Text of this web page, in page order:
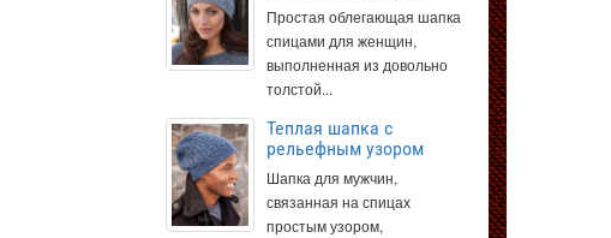
Простая облегающая шапка
спицами для женщин,
выполненная из довольно
толстой...
Теплая шапка с
рельефным узором
Шапка для мужчин,
связанная на спицах
простым узором,